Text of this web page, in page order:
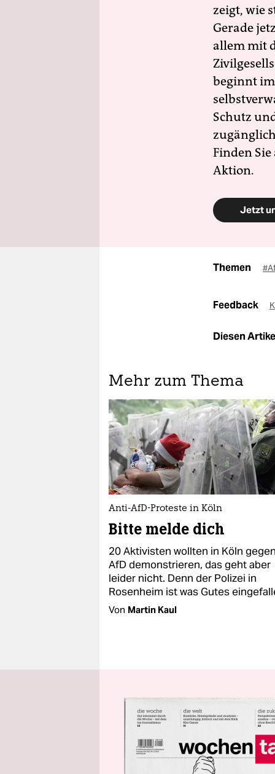
zeigt, wie
Gerade
allem mit
beginnt
Schutz
Finden
Aktion.
Jetzt
Themen
Feedback
Diesen
Mehr zum Thema
Anti-AfD-Proteste in Köln
Bitte melde dich
20 Aktivisten wollten in Köln
AfD demonstrieren, das geht aber
leider nicht. Denn der Polizei in
Rosenheim ist was Gutes
Von Martin Kaul